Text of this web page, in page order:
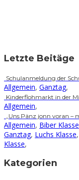
Letzte Beitäge
Schulanmeldung der
Allgemein, Ganztag,
Kinderflohmarkt in der
Allgemein,
„Uns Pänz jonn voran –
Allgemein, Biber Klasse
Ganztag, Luchs Klasse,
Klasse,
Kategorien